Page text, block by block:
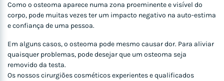
Como o osteoma aparece numa zona proeminente e visível do
corpo, pode muitas vezes ter um impacto negativo na auto-estima
e confiança de uma pessoa.
Em alguns casos, o osteoma pode mesmo causar dor. Para aliviar
quaisquer problemas, pode desejar que um osteoma seja
removido da testa.
Os nossos cirurgiões cosméticos experientes e qualificados